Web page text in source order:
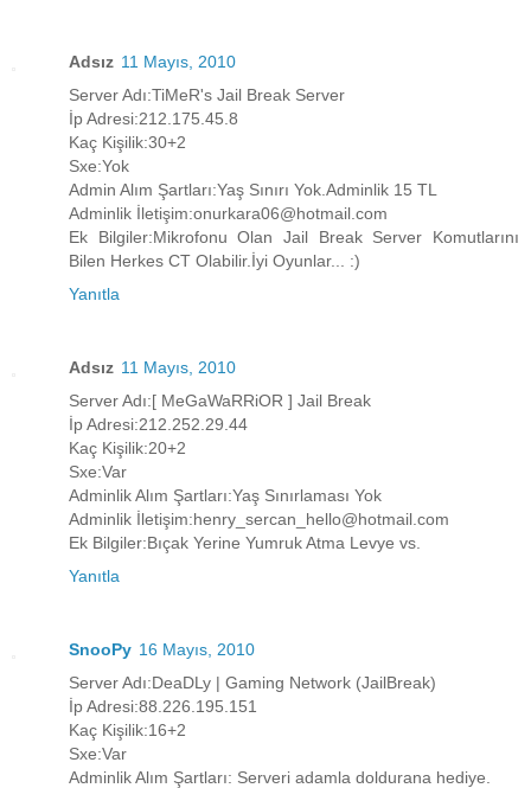
Adsız 11 Mayıs, 2010
Server Adı:TiMeR's Jail Break Server
İp Adresi:212.175.45.8
Kaç Kişilik:30+2
Sxe:Yok
Admin Alım Şartları:Yaş Sınırı Yok.Adminlik 15 TL
Adminlik İletişim:onurkara06@hotmail.com
Ek Bilgiler:Mikrofonu Olan Jail Break Server Komutlarını
Bilen Herkes CT Olabilir.İyi Oyunlar... :)
Yanıtla
Adsız 11 Mayıs, 2010
Server Adı:[ MeGaWaRRiOR ] Jail Break
İp Adresi:212.252.29.44
Kaç Kişilik:20+2
Sxe:Var
Adminlik Alım Şartları:Yaş Sınırlaması Yok
Adminlik İletişim:henry_sercan_hello@hotmail.com
Ek Bilgiler:Bıçak Yerine Yumruk Atma Levye vs.
Yanıtla
SnooPy 16 Mayıs, 2010
Server Adı:DeaDLy | Gaming Network (JailBreak)
İp Adresi:88.226.195.151
Kaç Kişilik:16+2
Sxe:Var
Adminlik Alım Şartları: Serveri adamla doldurana hediye.